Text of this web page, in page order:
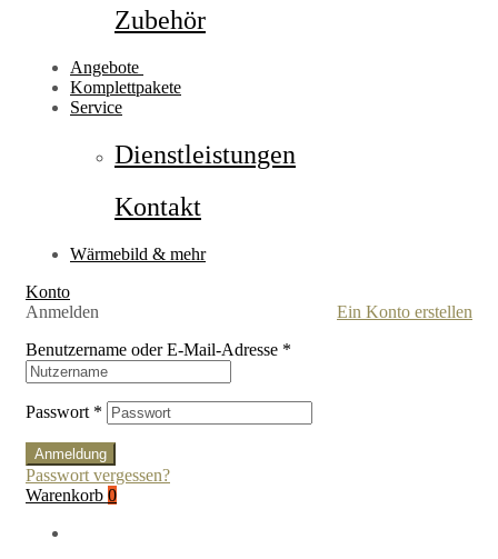
Zubehör
Angebote
Komplettpakete
Service
Dienstleistungen
Kontakt
Wärmebild & mehr
Konto
Anmelden
Ein Konto erstellen
Benutzername oder E-Mail-Adresse *
Passwort *
Anmeldung
Passwort vergessen?
Warenkorb 0